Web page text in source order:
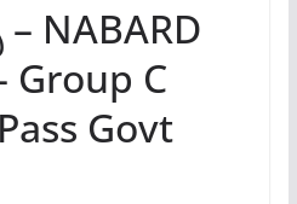
NABARD
Group C
Govt